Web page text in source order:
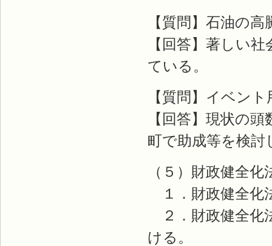
【質問】石油の
【回答】著しい
ている。
【質問】イベン
【回答】現状の
町で助成等を検討
（５）財政健全
１．財政健全化
２．財政健全化
ける。